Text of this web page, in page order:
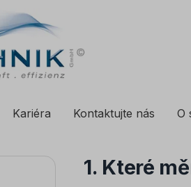
Kariéra Kontaktujte nás O
1. Které